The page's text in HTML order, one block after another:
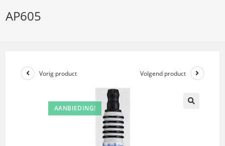
AP605
AANBIEDING!
Vorig product Volgend product